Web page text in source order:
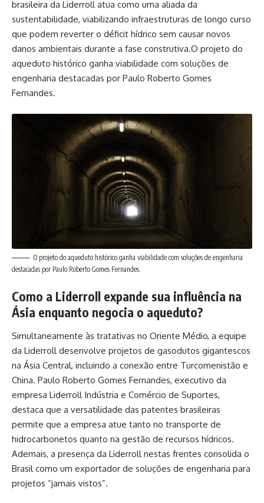
brasileira da Liderroll atua como uma aliada da
sustentabilidade, viabilizando infraestruturas de longo curso
que podem reverter o déficit hídrico sem causar novos
danos ambientais durante a fase construtiva.O projeto do
aqueduto histórico ganha viabilidade com soluções de
engenharia destacadas por Paulo Roberto Gomes
Fernandes.
O projeto do aqueduto histórico ganha viabilidade com soluções de engenharia
destacadas por Paulo Roberto Gomes Fernandes.
Como a Liderroll expande sua influência na
Ásia enquanto negocia o aqueduto?
Simultaneamente às tratativas no Oriente Médio, a equipe
da Liderroll desenvolve projetos de gasodutos gigantescos
na Ásia Central, incluindo a conexão entre Turcomenistão e
China. Paulo Roberto Gomes Fernandes, executivo da
empresa Liderroll Indústria e Comércio de Suportes,
destaca que a versatilidade das patentes brasileiras
permite que a empresa atue tanto no transporte de
hidrocarbonetos quanto na gestão de recursos hídricos.
Ademais, a presença da Liderroll nestas frentes consolida o
Brasil como um exportador de soluções de engenharia para
projetos “jamais vistos”.